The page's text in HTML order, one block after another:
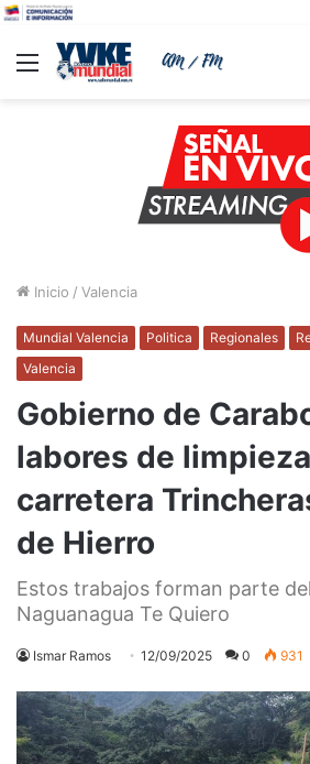
Menu
Inicio / Valencia
Mundial Valencia Politica Regionales
Valencia
Gobierno de
labores de
carretera
de Hierro
Estos trabajos forman parte
Naguanagua Te Quiero
Ismar Ramos 12/09/2025 0 931